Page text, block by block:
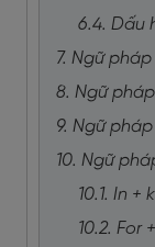
6.4. Dấu
7. Ngữ
8. Ngữ
9. Ngữ
10. Ngữ
10.1. In
10.2. For